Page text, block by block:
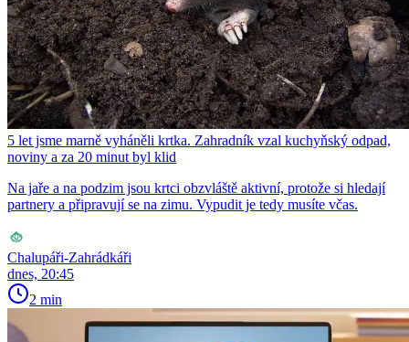
5 let jsme marně vyháněli krtka. Zahradník vzal kuchyňský odpad,
noviny a za 20 minut byl klid
Na jaře a na podzim jsou krtci obzvláště aktivní, protože si hledají
partnery a připravují se na zimu. Vypudit je tedy musíte včas.
Chalupáři-Zahrádkáři
dnes, 20:45
2 min